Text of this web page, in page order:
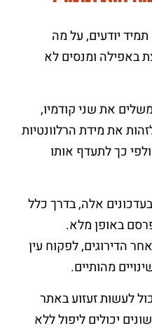
תמיד יודעים, על מה
באפילה ומנסים לא
את שני קודמיו,
את מידת הרלוונטיות
כך לתעדף אותו
אלה, בדרך כלל
באופן מלא.
הדירוגים, לפקוח עין
מהותיים.
לעשות זעזוע באתר
יכולים ליפול ללא